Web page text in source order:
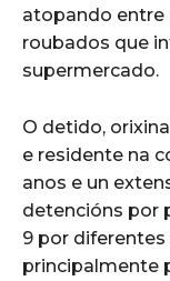
atopando entre
roubados que
supermercado.
O detido,
e residente na
anos e un
detencións por
9 por
principalmente